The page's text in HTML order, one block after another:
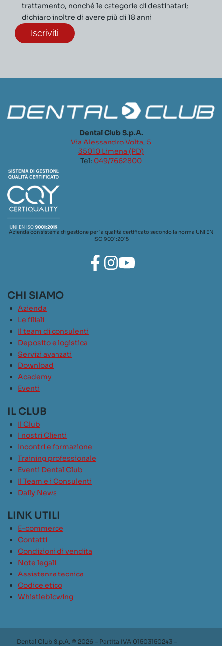
trattamento, nonché le categorie di destinatari;
dichiaro inoltre di avere più di 18 anni
Dental Club S.p.A.
Via Alessandro Volta, 5
35010 Limena (PD)
Tel: 049/7662800
Azienda con sistema di gestione per la qualità certificato secondo la norma UNI EN
ISO 9001:2015
CHI SIAMO
Azienda
Le filiali
Il team di consulenti
Deposito e logistica
Servizi avanzati
Download
Academy
Eventi
IL CLUB
Il Club
I nostri Clienti
Incontri e formazione
Training professionale
Eventi Dental Club
Il Team e i Consulenti
Daily News
LINK UTILI
E-commerce
Contatti
Condizioni di vendita
Note legali
Assistenza tecnica
Codice etico
Whistleblowing
Dental Club S.p.A. © 2026 – Partita IVA 01503150243 –